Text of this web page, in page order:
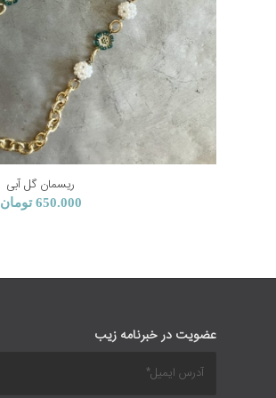
ریسمان گل آبی
650.000 تومان
عضویت در خبرنامه زیب